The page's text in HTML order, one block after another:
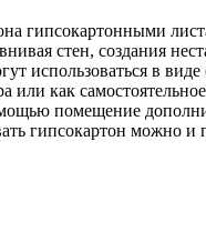
гипсокартонными
стен, создания
использоваться в виде
или как самостоятельное
помещение
гипсокартон можно и